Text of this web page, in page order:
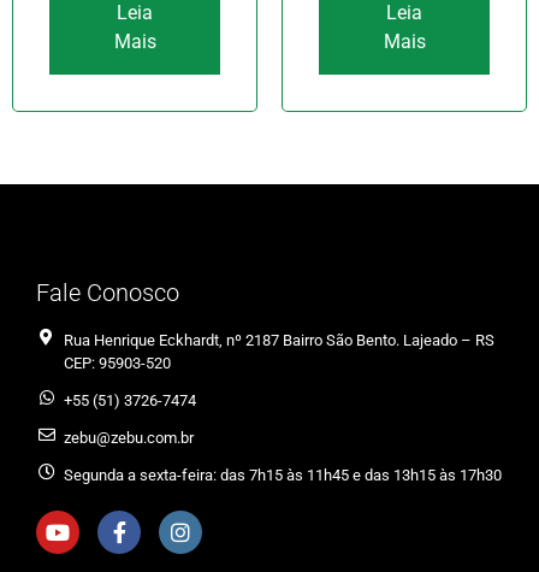
Leia
Mais
Leia
Mais
Fale Conosco
Rua Henrique Eckhardt, nº 2187 Bairro São Bento. Lajeado – RS
CEP: 95903-520
+55 (51) 3726-7474
zebu@zebu.com.br
Segunda a sexta-feira: das 7h15 às 11h45 e das 13h15 às 17h30